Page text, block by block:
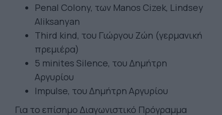
Penal Colony, των Manos Cizek, Lindsey
Aliksanyan
Τhird kind, του Γιώργου Ζώη (γερμανική
πρεμιέρα)
5 minites Silence, του Δημήτρη
Αργυρίου
Impulse, του Δημήτρη Αργυρίου
Για το επίσημο Διαγωνιστικό Πρόγραμμα